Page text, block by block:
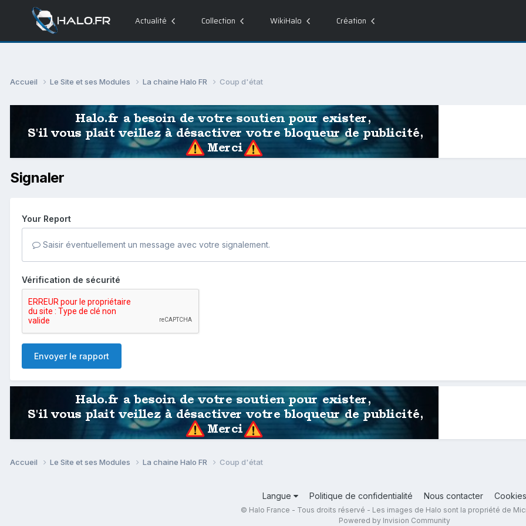
Actualité Collection WikiHalo Création
Accueil Le Site et ses Modules La chaine Halo FR Coup d'état
Signaler
Your Report
Saisir éventuellement un message avec votre signalement.
Vérification de sécurité
Envoyer le rapport
Accueil Le Site et ses Modules La chaine Halo FR Coup d'état
Langue Politique de confidentialité Nous contacter Cookies
© Halo France - Tous droits réservé - Les images de Halo sont la propriété de
Powered by Invision Community